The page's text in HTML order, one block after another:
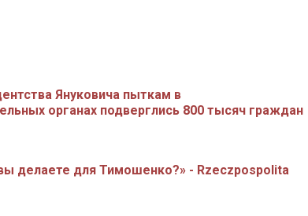
Януковича пыткам в
органах подверглись 800 тысяч граждан
делаете для Тимошенко?» - Rzeczpospolita